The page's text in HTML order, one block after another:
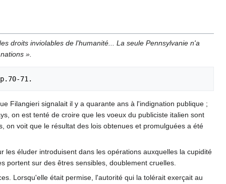
droits inviolables de l'humanité... La seule Pennsylvanie n'a
».
Liv. I, chap. IV, p.70-71.
Filangieri signalait il y a quarante ans à l'indignation publique ;
on est tenté de croire que les voeux du publiciste italien sont
on voit que le résultat des lois obtenues et promulguées a été
éluder introduisent dans les opérations auxquelles la cupidité
portent sur des êtres sensibles, doublement cruelles.
Lorsqu'elle était permise, l'autorité qui la tolérait exerçait au